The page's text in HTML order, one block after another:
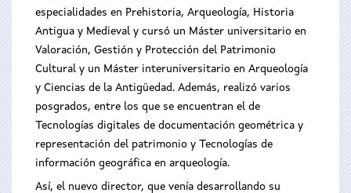
especialidades en Prehistoria, Arqueología, Historia
Antigua y Medieval y cursó un Máster universitario en
Valoración, Gestión y Protección del Patrimonio
Cultural y un Máster interuniversitario en Arqueología
y Ciencias de la Antigüedad. Además, realizó varios
posgrados, entre los que se encuentran el de
Tecnologías digitales de documentación geométrica y
representación del patrimonio y Tecnologías de
información geográfica en arqueología.
Así, el nuevo director, que venía desarrollando su